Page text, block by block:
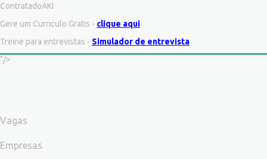
ContratadoAKI
Gere um Curriculo Gratis - clique aqui
Treine para entrevistas - Simulador de entrevista
"/>
Vagas
Empresas